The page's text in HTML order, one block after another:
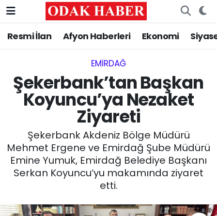
Resmi İlan Afyon Haberleri Ekonomi
EMIRDAĞ‎
Şekerbank’tan Başkan
Koyuncu’ya Nezaket
Ziyareti
Şekerbank Akdeniz Bölge Müdürü
Mehmet Ergene ve Emirdağ Şube Müdürü
Emine Yumuk, Emirdağ Belediye Başkanı
Serkan Koyuncu’yu makamında ziyaret
etti.
AFYONKARAHİSAR HABERLERİ
ASAYİŞ
GÜNCEL
SİYASET
EĞİTİM
SAĞLIK
Nöbetçi Eczaneler
Trafik Durumu
Süper Lig Puan Durumu ve Fikstür
Tüm Manşetler
Son Dakika Haberleri